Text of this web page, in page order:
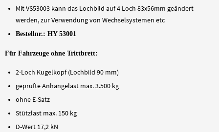
Mit VS53003 kann das Lochbild auf 4 Loch 83x56mm geändert
werden, zur Verwendung von Wechselsystemen etc
Bestellnr.: HY 53001
Für Fahrzeuge ohne Trittbrett:
2-Loch Kugelkopf (Lochbild 90 mm)
geprüfte Anhängelast max. 3.500 kg
ohne E-Satz
Stützlast max. 150 kg
D-Wert 17,2 kN